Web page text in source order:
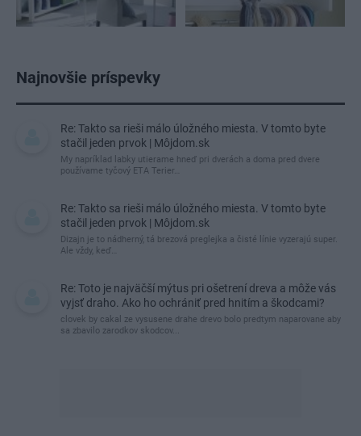
Najnovšie príspevky
Re: Takto sa rieši málo úložného miesta. V tomto byte
stačil jeden prvok | Môjdom.sk
My napríklad labky utierame hneď pri dverách a doma pred dvere
používame tyčový ETA Terier…
Re: Takto sa rieši málo úložného miesta. V tomto byte
stačil jeden prvok | Môjdom.sk
Dizajn je to nádherný, tá brezová preglejka a čisté línie vyzerajú super.
Ale vždy, keď…
Re: Toto je najväčší mýtus pri ošetrení dreva a môže vás
vyjsť draho. Ako ho ochrániť pred hnitím a škodcami?
clovek by cakal ze vysusene drahe drevo bolo predtym naparovane aby
sa zbavilo zarodkov skodcov...